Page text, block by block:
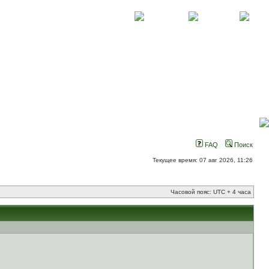
FAQ Поиск
Текущее время: 07 авг 2026, 11:26
Часовой пояс: UTC + 4 часа